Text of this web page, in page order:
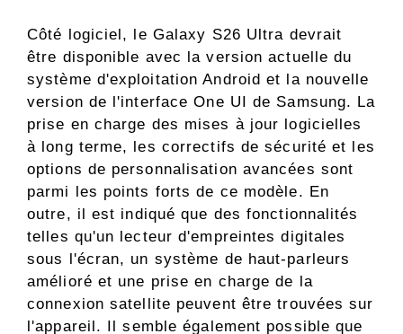
Côté logiciel, le Galaxy S26 Ultra devrait
être disponible avec la version actuelle du
système d'exploitation Android et la nouvelle
version de l'interface One UI de Samsung. La
prise en charge des mises à jour logicielles
à long terme, les correctifs de sécurité et les
options de personnalisation avancées sont
parmi les points forts de ce modèle. En
outre, il est indiqué que des fonctionnalités
telles qu'un lecteur d'empreintes digitales
sous l'écran, un système de haut-parleurs
amélioré et une prise en charge de la
connexion satellite peuvent être trouvées sur
l'appareil. Il semble également possible que